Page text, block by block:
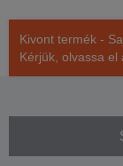
Kivont termék -
Kérjük, olvassa el